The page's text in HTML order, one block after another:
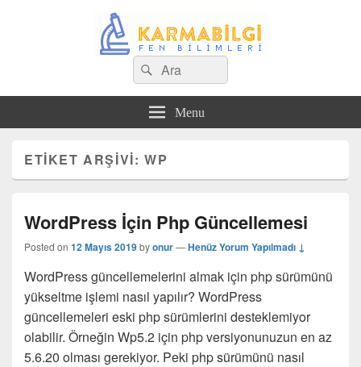
Search
for:
Ara
Menu
ETIKET ARŞIVI:WP
WordPress İçin Php Güncellemesi
Posted on 12 Mayıs 2019byonur—Henüz Yorum Yapılmadı ↓
WordPress güncellemelerini almak için php sürümünü
yükseltme işlemi nasıl yapılır? WordPress
güncellemeleri eski php sürümlerini desteklemiyor
olabilir. Örneğin Wp5.2 için php versiyonunuzun en az
5.6.20 olması gerekiyor. Peki php sürümünü nasıl